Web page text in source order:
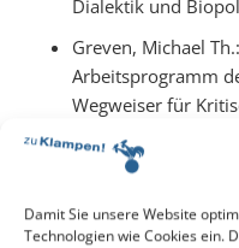
Damit Sie unsere Website
Technologien wie Cookies ein.
Dialektik und
Greven, Michael
Arbeitsprogramm
Wegweiser für
(1999),S. 5-29.
Gruschka,
Hochschule vor
Heft 14 (2002),S.